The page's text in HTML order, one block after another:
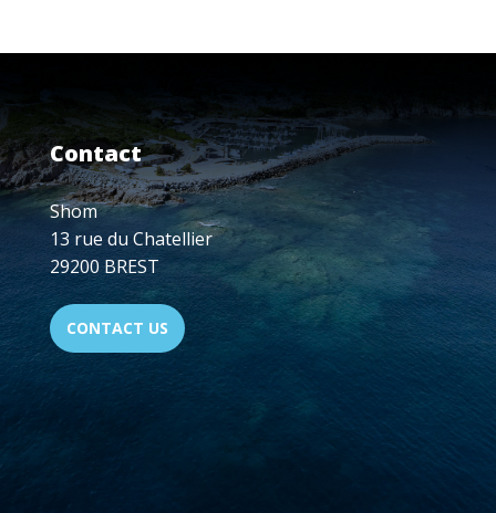
Contact
Shom
13 rue du Chatellier
29200 BREST
CONTACT US